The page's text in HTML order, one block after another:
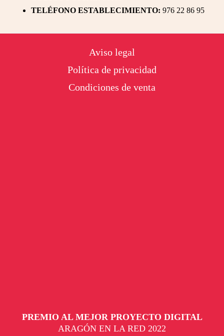
TELÉFONO ESTABLECIMIENTO: 976 22 86 95
Aviso legal
Política de privacidad
Condiciones de venta
PREMIO AL MEJOR PROYECTO DIGITAL
ARAGÓN EN LA RED 2022